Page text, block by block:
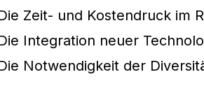
Zeit- und Kostendruck im
Integration neuer
Notwendigkeit der